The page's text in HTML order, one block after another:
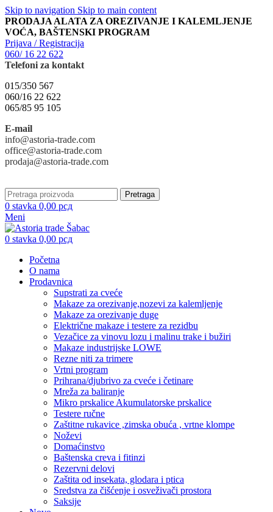
Skip to navigation Skip to main content
PRODAJA ALATA ZA OREZIVANJE I KALEMLJENJE
VOĆA, BAŠTENSKI PROGRAM
Prijava / Registracija
060/ 16 22 622
Telefoni za kontakt
015/350 567
060/16 22 622
065/85 95 105
E-mail
info@astoria-trade.com
office@astoria-trade.com
prodaja@astoria-trade.com
Pretraga
0 stavka 0,00 рсд
Meni
0 stavka 0,00 рсд
Početna
O nama
Prodavnica
Supstrati za cveće
Makaze za orezivanje,nozevi za kalemljenje
Makaze za orezivanje duge
Električne makaze i testere za rezidbu
Vezačice za vinovu lozu i malinu trake i bužiri
Makaze industrijske LOWE
Rezne niti za trimere
Vrtni program
Prihrana/djubrivo za cveće i četinare
Mreža za baliranje
Mikro prskalice Akumulatorske prskalice
Testere ručne
Zaštitne rukavice ,zimska obuća , vrtne klompe
Noževi
Domaćinstvo
Baštenska creva i fitinzi
Rezervni delovi
Zaštita od insekata, glodara i ptica
Sredstva za čišćenje i osveživači prostora
Saksije